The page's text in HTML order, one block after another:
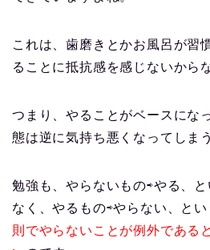
これは、歯磨きとかお風呂が習
ることに抵抗感を感じないから
つまり、やることがベースにな
態は逆に気持ち悪くなってしま
勉強も、やらないもの⇨やる、
なく、やるもの⇨やらない、と
則でやらないことが例外である